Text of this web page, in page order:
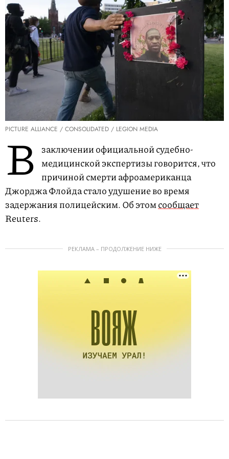
PICTURE ALLIANCE / CONSOLIDATED / LEGION MEDIA
В
заключении официальной судебно-
медицинской экспертизы говорится, что
причиной смерти афроамериканца
Джорджа Флойда стало удушение во время
задержания полицейским. Об этомсообщает
Reuters.
РЕКЛАМА – ПРОДОЛЖЕНИЕ НИЖЕ